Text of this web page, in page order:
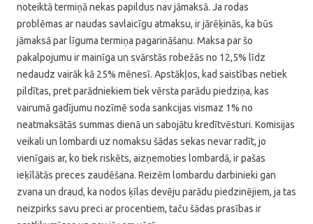
noteiktā termiņā nekas papildus nav jāmaksā. Ja rodas
problēmas ar naudas savlaicīgu atmaksu, ir jārēķinās, ka būs
jāmaksā par līguma termiņa pagarināšanu. Maksa par šo
pakalpojumu ir mainīga un svārstās robežās no 12,5% līdz
nedaudz vairāk kā 25% mēnesī. Apstākļos, kad saistības netiek
pildītas, pret parādniekiem tiek vērsta parādu piedziņa, kas
vairumā gadījumu nozīmē soda sankcijas vismaz 1% no
neatmaksātās summas dienā un sabojātu kredītvēsturi. Komisijas
veikali un lombardi uz nomaksu šādas sekas nevar radīt, jo
vienīgais ar, ko tiek riskēts, aizņemoties lombardā, ir pašas
ieķīlātās preces zaudēšana. Reizēm lombardu darbinieki gan
zvana un draud, ka nodos ķīlas devēju parādu piedzinējiem, ja tas
neizpirks savu preci ar procentiem, taču šādas prasības ir